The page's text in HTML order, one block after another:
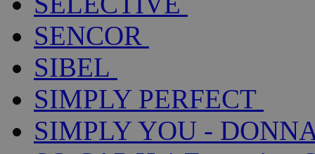
SENCOR
SIBEL
SIMPLY PERFECT
SIMPLY YOU -